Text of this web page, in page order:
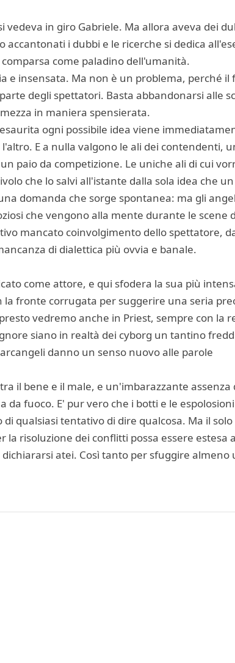
vedeva in giro Gabriele. Ma allora aveva dei
accantonati i dubbi e le ricerche si dedica
come paladino dell'umanità.
e insensata. Ma non è un problema, perché
degli spettatori. Basta abbandonarsi alle
in maniera spensierata.
ogni possibile idea viene
E a nulla valgono le ali dei contendenti,
paio da competizione. Le uniche ali di cui
che lo salvi all'istante dalla sola idea che
domanda che sorge spontanea: ma gli
che vengono alla mente durante le scene
mancato coinvolgimento dello spettatore,
di dialettica più ovvia e banale.
come attore, e qui sfodera la sua più
fronte corrugata per suggerire una seria
vedremo anche in Priest, sempre con la
siano in realtà dei cyborg un tantino
danno un senso nuovo alle parole
il bene e il male, e un'imbarazzante
da fuoco. E' pur vero che i botti e le
qualsiasi tentativo di dire qualcosa. Ma il
risoluzione dei conflitti possa essere estesa
atei. Così tanto per sfuggire